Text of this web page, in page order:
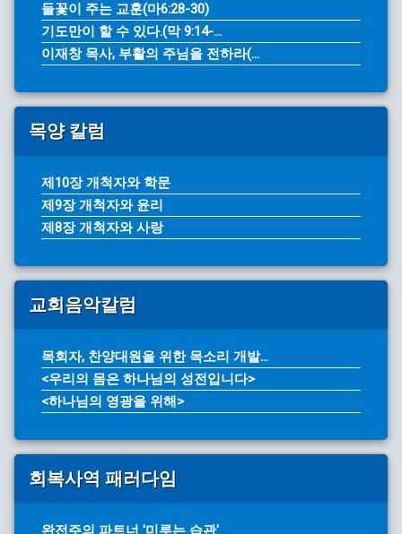
들꽃이 주는 교훈(마6:28-30)
기도만이 할 수 있다.(막 9:14-...
이재창 목사, 부활의 주님을 전하라(...
목양 칼럼
제10장 개척자와 학문
제9장 개척자와 윤리
제8장 개척자와 사랑
교회음악칼럼
목회자, 찬양대원을 위한 목소리 개발...
<우리의 몸은 하나님의 성전입니다>
<하나님의 영광을 위해>
회복사역 패러다임